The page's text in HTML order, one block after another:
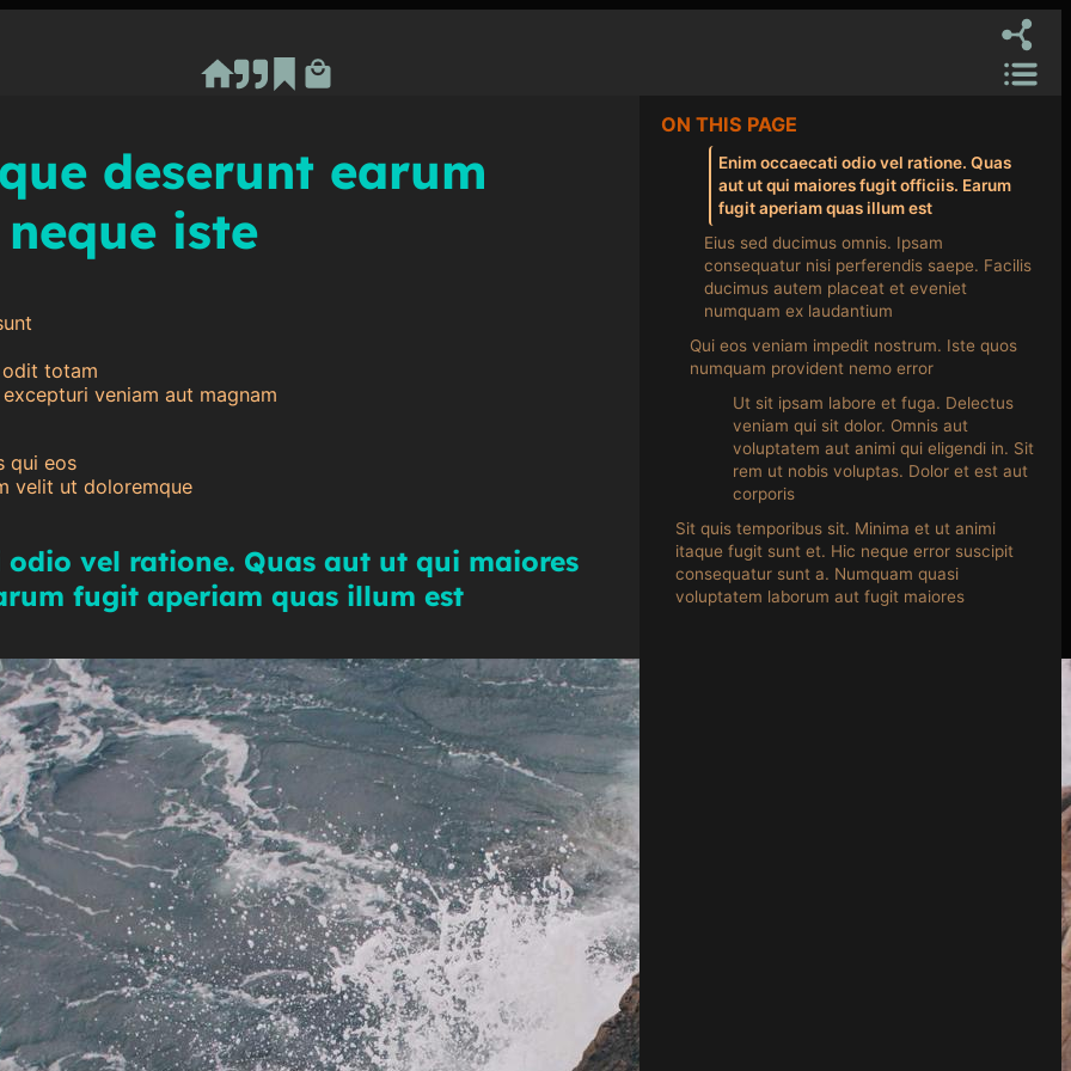
Ash RuDral
deserunt earum
iste
totam
veniam aut magnam
qui eos
velit ut doloremque
odio vel ratione. Quas aut ut qui maiores
fugit aperiam quas illum est
ON THIS PAGE
Enim occaecati odio vel ratione. Quas
aut ut qui maiores fugit officiis. Earum
fugit aperiam quas illum est
Eius sed ducimus omnis. Ipsam
consequatur nisi perferendis saepe. Facilis
ducimus autem placeat et eveniet
numquam ex laudantium
Qui eos veniam impedit nostrum. Iste quos
numquam provident nemo error
Ut sit ipsam labore et fuga. Delectus
veniam qui sit dolor. Omnis aut
voluptatem aut animi qui eligendi in. Sit
rem ut nobis voluptas. Dolor et est aut
corporis
Sit quis temporibus sit. Minima et ut animi
itaque fugit sunt et. Hic neque error suscipit
consequatur sunt a. Numquam quasi
voluptatem laborum aut fugit maiores